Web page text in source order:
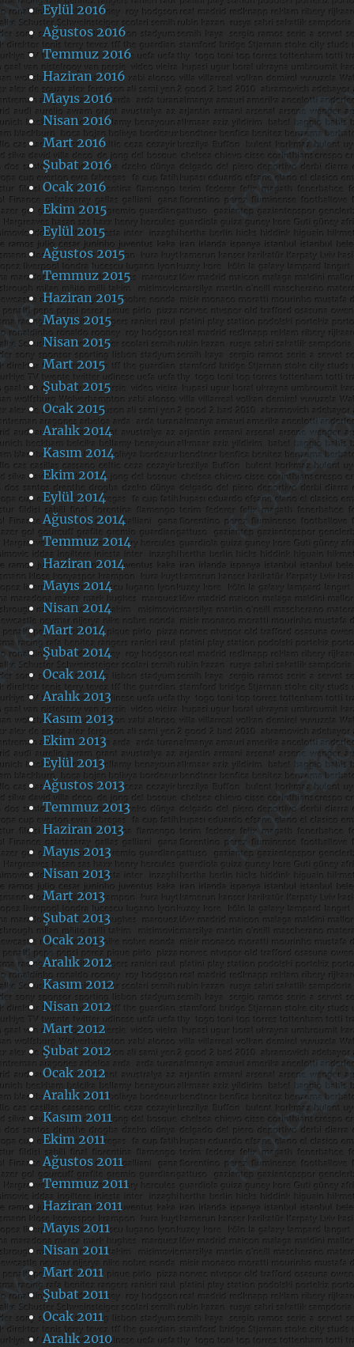
Eylül 2016
Ağustos 2016
Temmuz 2016
Haziran 2016
Mayıs 2016
Nisan 2016
Mart 2016
Şubat 2016
Ocak 2016
Ekim 2015
Eylül 2015
Ağustos 2015
Temmuz 2015
Haziran 2015
Mayıs 2015
Nisan 2015
Mart 2015
Şubat 2015
Ocak 2015
Aralık 2014
Kasım 2014
Ekim 2014
Eylül 2014
Ağustos 2014
Temmuz 2014
Haziran 2014
Mayıs 2014
Nisan 2014
Mart 2014
Şubat 2014
Ocak 2014
Aralık 2013
Kasım 2013
Ekim 2013
Eylül 2013
Ağustos 2013
Temmuz 2013
Haziran 2013
Mayıs 2013
Nisan 2013
Mart 2013
Şubat 2013
Ocak 2013
Aralık 2012
Kasım 2012
Nisan 2012
Mart 2012
Şubat 2012
Ocak 2012
Aralık 2011
Kasım 2011
Ekim 2011
Ağustos 2011
Temmuz 2011
Haziran 2011
Mayıs 2011
Nisan 2011
Mart 2011
Şubat 2011
Ocak 2011
Aralık 2010